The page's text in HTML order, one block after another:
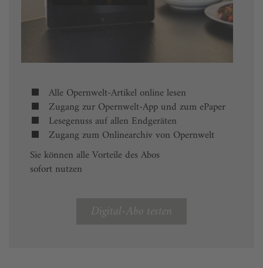
Alle Opernwelt-Artikel online lesen
Zugang zur Opernwelt-App und zum ePaper
Lesegenuss auf allen Endgeräten
Zugang zum Onlinearchiv von Opernwelt
Sie können alle Vorteile des Abos
sofort nutzen
Digital-Abo testen